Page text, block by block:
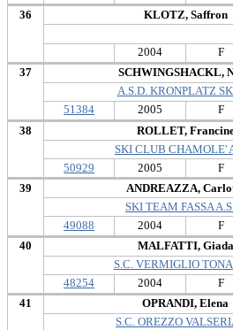
36
KLOTZ, Saffron
2004 F
37
51384
SCHWINGSHACKL,
2005 F
A.S.D. KRONPLATZ
38
50929
ROLLET,
2005 F
SKI CLUB CHAMOLE'
39
49088
ANDREAZZA,
2004 F
SKI TEAM FASSA
40
48254
MALFATTI, Giada
2004 F
S.C. VERMIGLIO
41
OPRANDI, Elena
S.C. OREZZO